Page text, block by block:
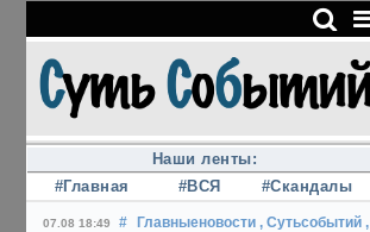
Наши ленты:
#Главная
#ВСЯ #Скандалы
07.08 18:49 # Главныеновости , Сутьсобытий ,